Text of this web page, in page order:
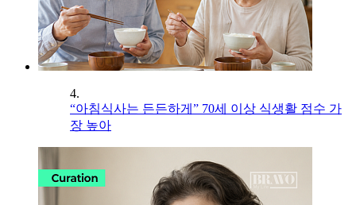
4.
“아침식사는 든든하게” 70세 이상 식생활 점수 가
장 높아